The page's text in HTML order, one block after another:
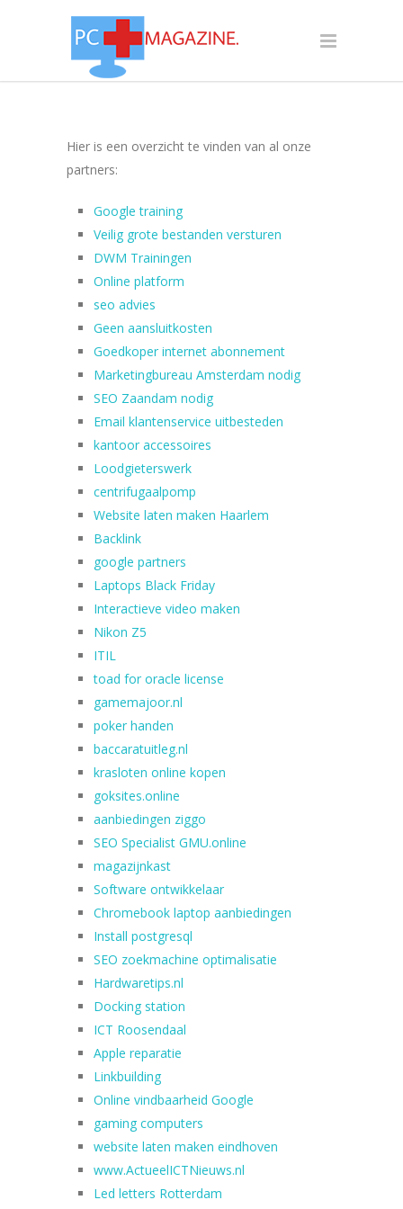
Hier is een overzicht te vinden van al onze
partners:
Google training
Veilig grote bestanden versturen
DWM Trainingen
Online platform
seo advies
Geen aansluitkosten
Goedkoper internet abonnement
Marketingbureau Amsterdam nodig
SEO Zaandam nodig
Email klantenservice uitbesteden
kantoor accessoires
Loodgieterswerk
centrifugaalpomp
Website laten maken Haarlem
Backlink
google partners
Laptops Black Friday
Interactieve video maken
Nikon Z5
ITIL
toad for oracle license
gamemajoor.nl
poker handen
baccaratuitleg.nl
krasloten online kopen
goksites.online
aanbiedingen ziggo
SEO Specialist GMU.online
magazijnkast
Software ontwikkelaar
Chromebook laptop aanbiedingen
Install postgresql
SEO zoekmachine optimalisatie
Hardwaretips.nl
Docking station
ICT Roosendaal
Apple reparatie
Linkbuilding
Online vindbaarheid Google
gaming computers
website laten maken eindhoven
www.ActueelICTNieuws.nl
Led letters Rotterdam